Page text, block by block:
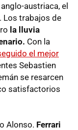
austriaca, el
Los trabajos de
la lluvia
Con la
el mejor
Sebastien
se resarcen
satisfactorios
Alonso. Ferrari